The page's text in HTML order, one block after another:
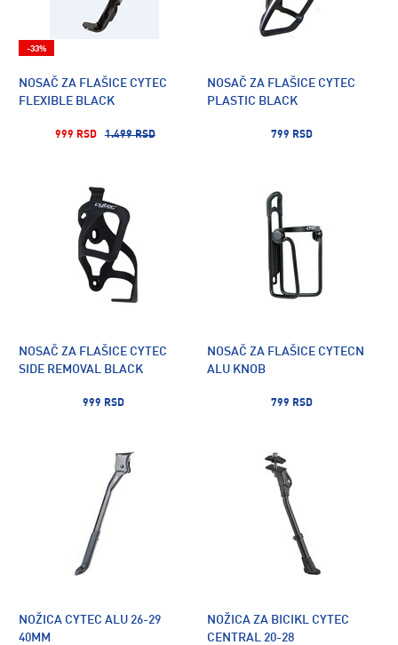
NOSAČ ZA FLAŠICE CYTEC
FLEXIBLE BLACK
999 RSD 1.499 RSD
-33%
NOSAČ ZA FLAŠICE CYTEC
PLASTIC BLACK
799 RSD
NOSAČ ZA FLAŠICE CYTEC
SIDE REMOVAL BLACK
999 RSD
NOSAČ ZA FLAŠICE CYTECN
ALU KNOB
799 RSD
NOŽICA CYTEC ALU 26-29
40MM
NOŽICA ZA BICIKL CYTEC
CENTRAL 20-28